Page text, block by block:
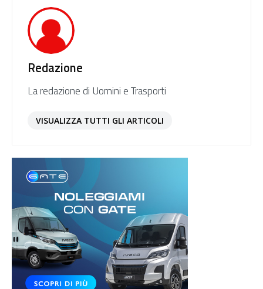
Redazione
La redazione di Uomini e Trasporti
VISUALIZZA TUTTI GLI ARTICOLI